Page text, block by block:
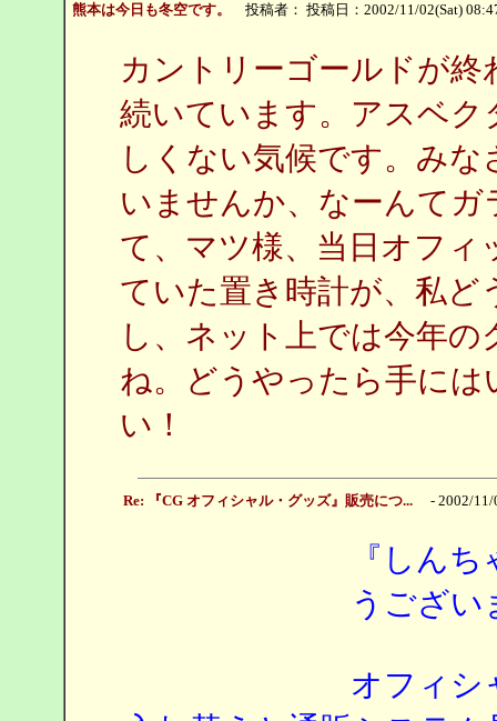
熊本は今日も冬空です。 投稿者： 投稿日：2002/11/02(Sat)
カントリーゴールドが
続いています。アスベ
しくない気候です。み
いませんか、なーんて
て、マツ様、当日オフ
ていた置き時計が、私
し、ネット上では今年
ね。どうやったら手に
い！
Re: 『CG オフィシャル・グッズ』販売につ... - 2002/
『しん
うござい
オフィシ